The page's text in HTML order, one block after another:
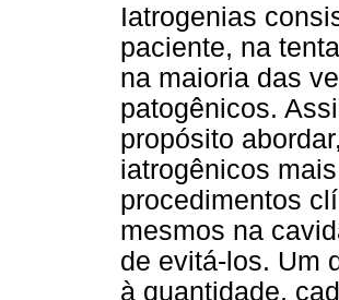
Iatrogenias
paciente, na
na maioria das
patogênicos.
propósito
iatrogênicos
procedimentos
mesmos na
de evitá-los. Um
à quantidade,